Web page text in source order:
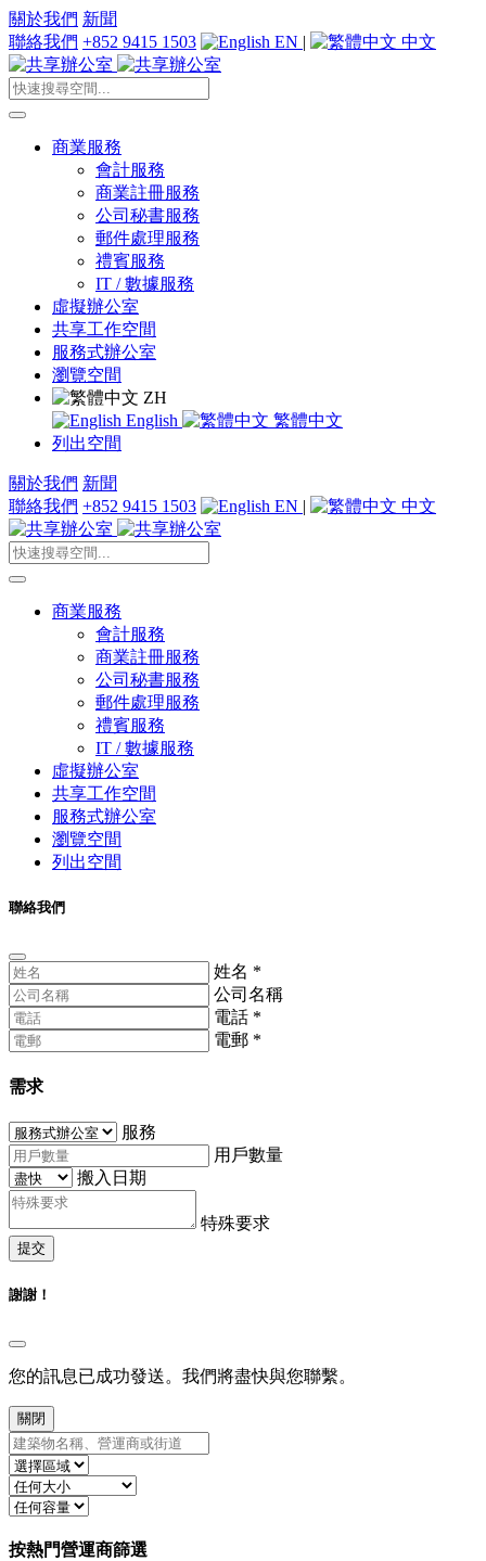
關於我們 新聞
聯絡我們 +852 9415 1503 EN | 中文
商業服務
會計服務
商業註冊服務
公司秘書服務
郵件處理服務
禮賓服務
IT / 數據服務
虛擬辦公室
共享工作空間
服務式辦公室
瀏覽空間
ZH
English
繁體中文
列出空間
關於我們 新聞
聯絡我們 +852 9415 1503 EN | 中文
商業服務
會計服務
商業註冊服務
公司秘書服務
郵件處理服務
禮賓服務
IT / 數據服務
虛擬辦公室
共享工作空間
服務式辦公室
瀏覽空間
列出空間
聯絡我們
姓名 *
公司名稱
電話 *
電郵 *
需求
服務
用戶數量
搬入日期
特殊要求
提交
謝謝！
您的訊息已成功發送。我們將盡快與您聯繫。
關閉
按熱門營運商篩選